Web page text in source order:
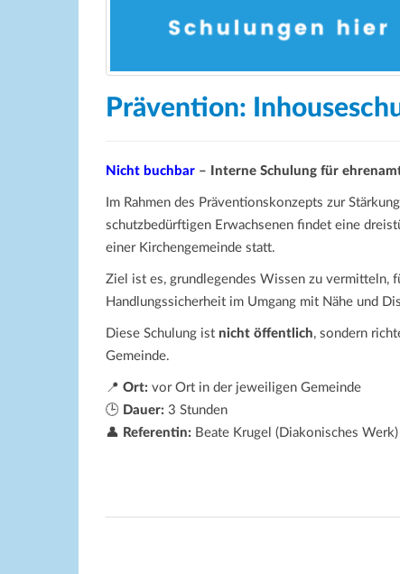
Prävention:
Nicht buchbar – Interne Schulung für
Im Rahmen des Präventionskonzepts zur
schutzbedürftigen Erwachsenen findet eine
einer Kirchengemeinde statt.
Ziel ist es, grundlegendes Wissen zu vermitteln,
Handlungssicherheit im Umgang mit Nähe und
Diese Schulung ist nicht öffentlich, sondern
Gemeinde.
📍 Ort: vor Ort in der jeweiligen Gemeinde
🕒 Dauer: 3 Stunden
👤 Referentin: Beate Krugel (Diakonisches Werk)